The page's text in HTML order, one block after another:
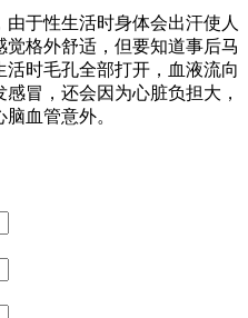
于性生活时身体会出汗使人
格外舒适，但要知道事后马
活时毛孔全部打开，血液流向
冒，还会因为心脏负担大，
血管意外。